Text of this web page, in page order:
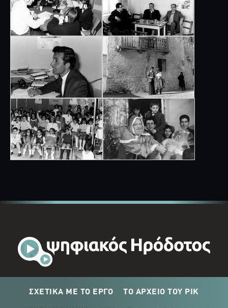
ΣΧΕΤΙΚΑ ΜΕ ΤΟ ΕΡΓΟ ΤΟ ΑΡΧΕΙΟ ΤΟΥ ΡΙΚ